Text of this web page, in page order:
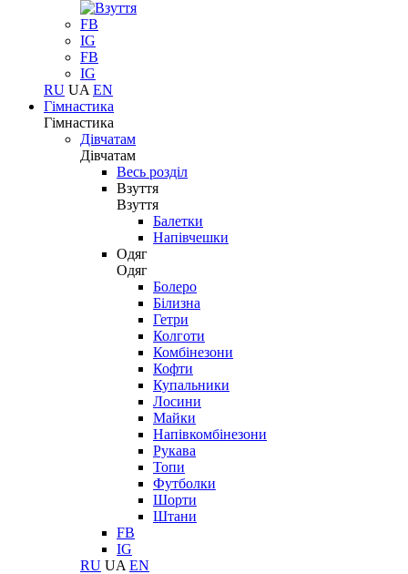
FB
IG
FB
IG
RU UA EN
Гімнастика
Гімнастика
Дівчатам
Дівчатам
Весь розділ
Взуття
Взуття
Балетки
Напівчешки
Одяг
Одяг
Болеро
Білизна
Гетри
Колготи
Комбінезони
Кофти
Купальники
Лосини
Майки
Напівкомбінезони
Рукава
Топи
Футболки
Шорти
Штани
FB
IG
RU UA EN